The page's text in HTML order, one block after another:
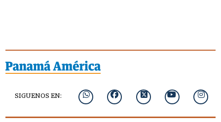
SIGUENOS EN: